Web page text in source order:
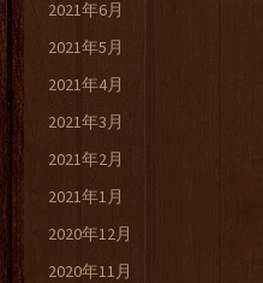
2021年6月
2021年5月
2021年4月
2021年3月
2021年2月
2021年1月
2020年12月
2020年11月